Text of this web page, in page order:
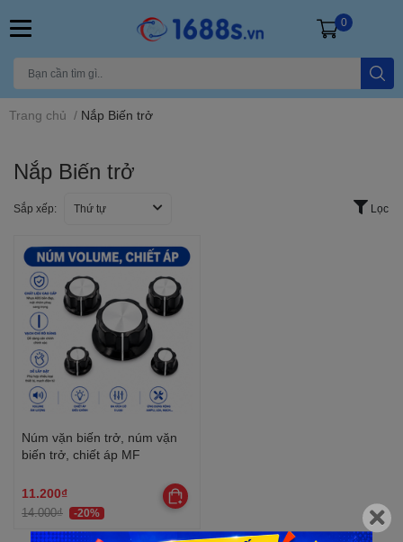
0
Trang chủ / Nắp Biến trở
Nắp Biến trở
Sắp xếp: Thứ tự Lọc
Núm vặn biến trở, núm vặn
biến trở, chiết áp MF
11.200₫
14.000₫ -20%